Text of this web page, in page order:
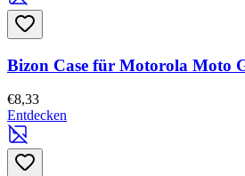
Bizon Case für Motorola Moto
€8,33
Entdecken